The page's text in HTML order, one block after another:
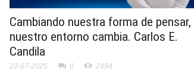
Cambiando nuestra forma de pensar,
nuestro entorno cambia. Carlos E.
Candila
22-07-2025 0 2494